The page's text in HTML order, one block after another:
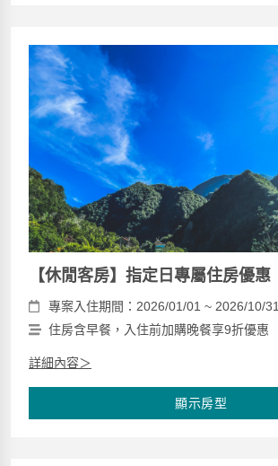
【休閒客房】指定日專屬住房優惠
專案入住期間：2026/01/01 ~ 2026/10/31
住房含早餐，入住前加購晚餐享9折優惠
詳細內容＞
顯示房型